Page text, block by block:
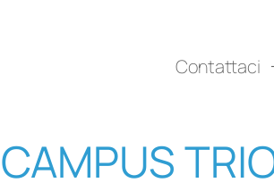
Contattaci
CAMPUS